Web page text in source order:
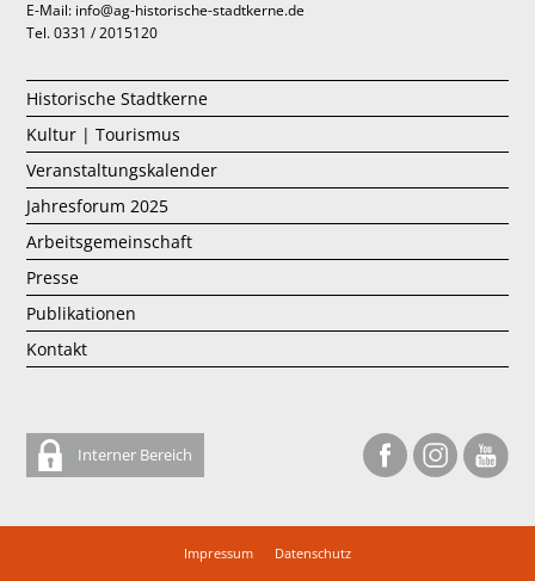
E-Mail: info@ag-historische-stadtkerne.de
Tel. 0331 / 2015120
Historische Stadtkerne
Kultur | Tourismus
Veranstaltungskalender
Jahresforum 2025
Arbeitsgemeinschaft
Presse
Publikationen
Kontakt
Interner Bereich
Impressum
Datenschutz